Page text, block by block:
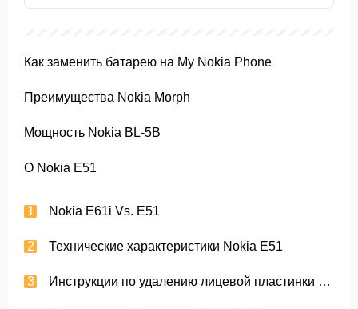
Как заменить батарею на My Nokia Phone
Преимущества Nokia Morph
Мощность Nokia BL-5B
О Nokia E51
Nokia E61i Vs. E51
Технические характеристики Nokia E51
Инструкции по удалению лицевой пластинки из Nokia E51